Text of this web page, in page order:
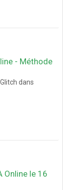
- Méthode
dans
Online le 16